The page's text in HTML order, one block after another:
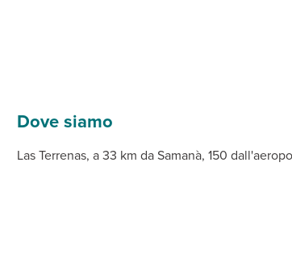
Dove siamo
Las Terrenas, a 33 km da Samanà, 150
attrezzata con ombrelloni e lettini.
le aree comuni e parcheggio. A pagamento,
di kite surf.